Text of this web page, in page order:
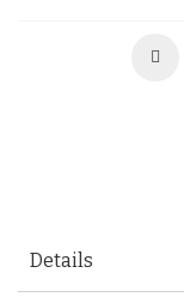
Details